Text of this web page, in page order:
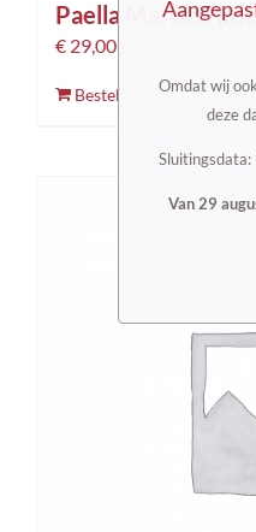
Paella Marisco
€ 29,00
Bestel
Omdat wij
deze
Sluitingsdata:
Van 29